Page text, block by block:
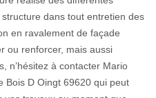
dans tout entretien des
en ravalement de façade
ou renforcer, mais aussi
n’hésitez à contacter Mario
Bois D Oingt 69620 qui peut